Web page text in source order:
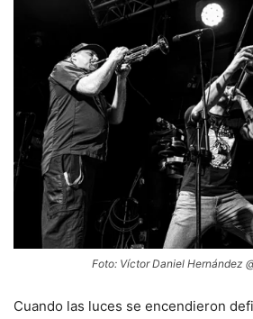
Foto: Víctor Daniel Hernández
Cuando las luces se encendieron